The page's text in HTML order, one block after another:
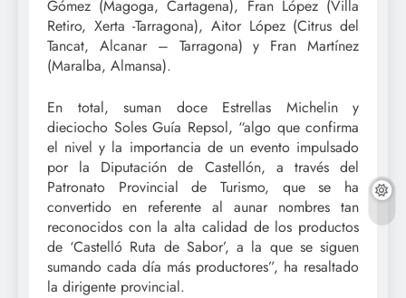
Gómez (Magoga, Cartagena), Fran López (Villa
Retiro, Xerta -Tarragona), Aitor López (Citrus del
Tancat, Alcanar – Tarragona) y Fran Martínez
(Maralba, Almansa).
En total, suman doce Estrellas Michelin y
dieciocho Soles Guía Repsol, “algo que confirma
el nivel y la importancia de un evento impulsado
por la Diputación de Castellón, a través del
Patronato Provincial de Turismo, que se ha
convertido en referente al aunar nombres tan
reconocidos con la alta calidad de los productos
de ‘Castelló Ruta de Sabor’, a la que se siguen
sumando cada día más productores”, ha resaltado
la dirigente provincial.